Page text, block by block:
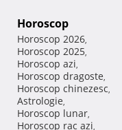
Horoscop
Horoscop 2026,
Horoscop 2025,
Horoscop azi,
Horoscop dragoste,
Horoscop chinezesc,
Astrologie,
Horoscop lunar,
Horoscop rac azi,